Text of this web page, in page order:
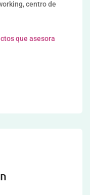
centro de
que asesora